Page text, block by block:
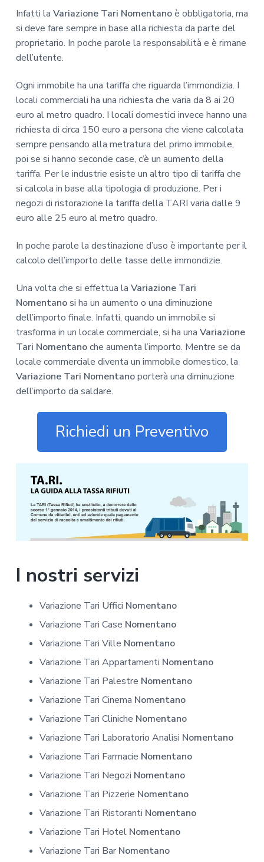
Infatti la Variazione Tari Nomentanoè obbligatoria, ma
si deve fare sempre in base alla richiesta da parte del
proprietario. In poche parole la responsabilità e è rimane
dell’utente.
Ogni immobile ha una tariffa che riguarda l’immondizia. I
locali commerciali ha una richiesta che varia da 8 ai 20
euro al metro quadro. I locali domestici invece hanno una
richiesta di circa 150 euro a persona che viene calcolata
sempre pensando alla metratura del primo immobile,
poi se si hanno seconde case, c’è un aumento della
tariffa. Per le industrie esiste un altro tipo di tariffa che
si calcola in base alla tipologia di produzione. Per i
negozi di ristorazione la tariffa della TARI varia dalle 9
euro alle 25 euro al metro quadro.
In poche parole la destinazione d’uso è importante per il
calcolo dell’importo delle tasse delle immondizie.
Una volta che si effettua la Variazione Tari
Nomentanosi ha un aumento o una diminuzione
dell’importo finale. Infatti, quando un immobile si
trasforma in un locale commerciale, si ha una Variazione
Tari Nomentanoche aumenta l’importo. Mentre se da
locale commerciale diventa un immobile domestico, la
Variazione Tari Nomentanoporterà una diminuzione
dell’importo da saldare.
Richiedi un Preventivo
I nostri servizi
Variazione Tari Uffici Nomentano
Variazione Tari Case Nomentano
Variazione Tari Ville Nomentano
Variazione Tari Appartamenti Nomentano
Variazione Tari Palestre Nomentano
Variazione Tari Cinema Nomentano
Variazione Tari Cliniche Nomentano
Variazione Tari Laboratorio Analisi Nomentano
Variazione Tari Farmacie Nomentano
Variazione Tari Negozi Nomentano
Variazione Tari Pizzerie Nomentano
Variazione Tari Ristoranti Nomentano
Variazione Tari Hotel Nomentano
Variazione Tari Bar Nomentano